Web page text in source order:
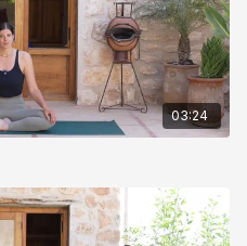
03:24